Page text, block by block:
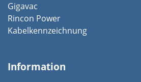
Gigavac
Rincon Power
Kabelkennzeichnung
Information